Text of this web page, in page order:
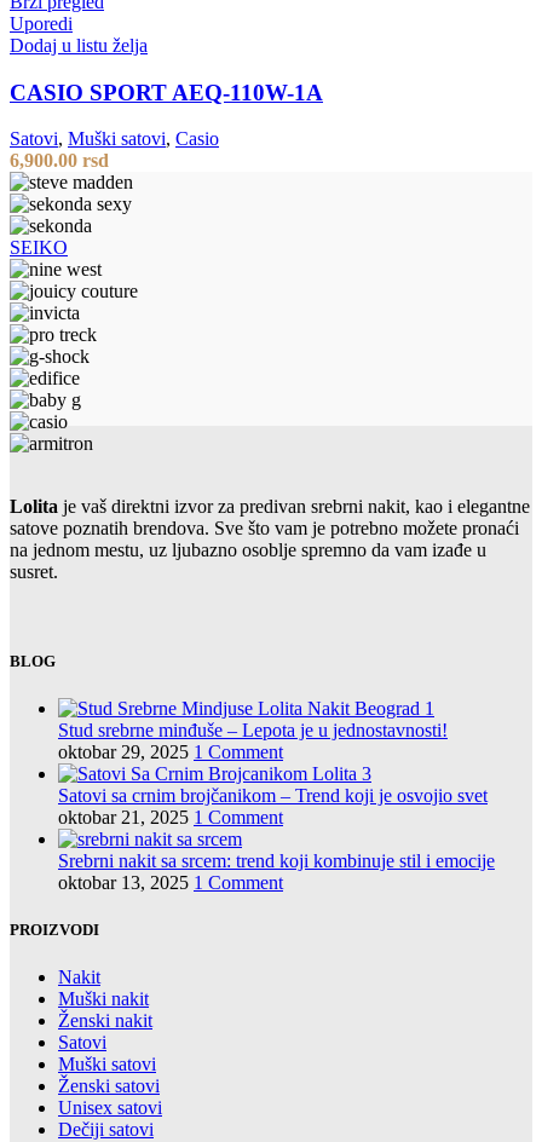
Uporedi
Dodaj u listu želja
CASIO SPORT AEQ-110W-1A
Satovi, Muški satovi, Casio
6,900.00 rsd
SEIKO
Lolita je vaš direktni izvor za predivan srebrni nakit, kao i elegantne
satove poznatih brendova. Sve što vam je potrebno možete pronaći
na jednom mestu, uz ljubazno osoblje spremno da vam izađe u
susret.
BLOG
Stud srebrne minđuše – Lepota je u jednostavnosti!
oktobar 29, 2025 1 Comment
Satovi sa crnim brojčanikom – Trend koji je osvojio svet
oktobar 21, 2025 1 Comment
Srebrni nakit sa srcem: trend koji kombinuje stil i emocije
oktobar 13, 2025 1 Comment
PROIZVODI
Nakit
Muški nakit
Ženski nakit
Satovi
Muški satovi
Ženski satovi
Unisex satovi
Dečiji satovi